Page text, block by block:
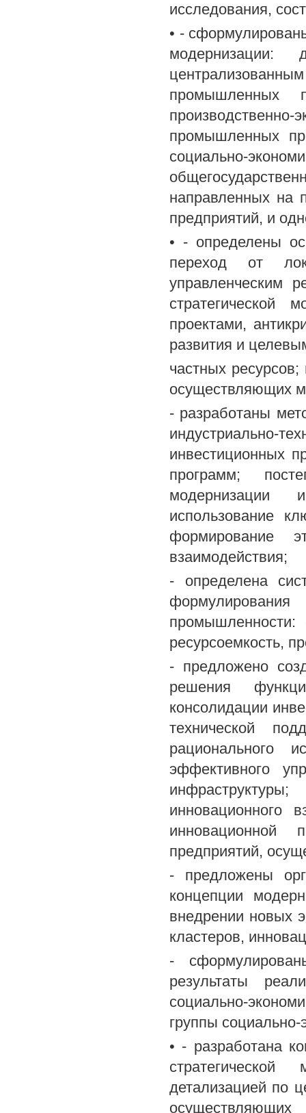
исследования,
• -
модернизации:
промышленных
промышленных
социально-
направленных на
предприятий, и
• - определены
переход от
управленческим
стратегической
проектами,
развития и
частных
осуществляющих
- разработаны
индустриально-
инвестиционных
программ;
модернизации
использование
формирование
взаимодействия;
- определена
промышленности:
ресурсоемкость,
- предложено
решения
консолидации
технической
рационального
эффективного
инновационного
инновационной
предприятий,
- предложены
концепции
внедрении новых
кластеров,
-
результаты
социально-
группы социально-
• - разработана
детализацией по
осуществляющих